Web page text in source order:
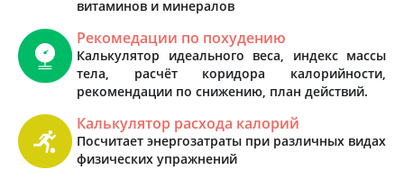
витаминов и минералов
Рекомедации по похудению
Калькулятор идеального веса, индекс массы
тела, расчёт коридора калорийности,
рекомендации по снижению, план действий.
Калькулятор расхода калорий
Посчитает энергозатраты при различных видах
физических упражнений